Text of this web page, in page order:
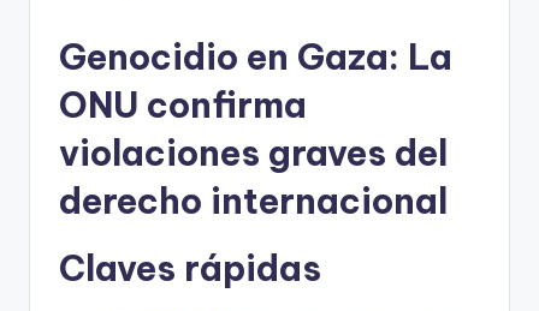
Genocidio en Gaza: La
ONU confirma
violaciones graves del
derecho internacional
Claves rápidas